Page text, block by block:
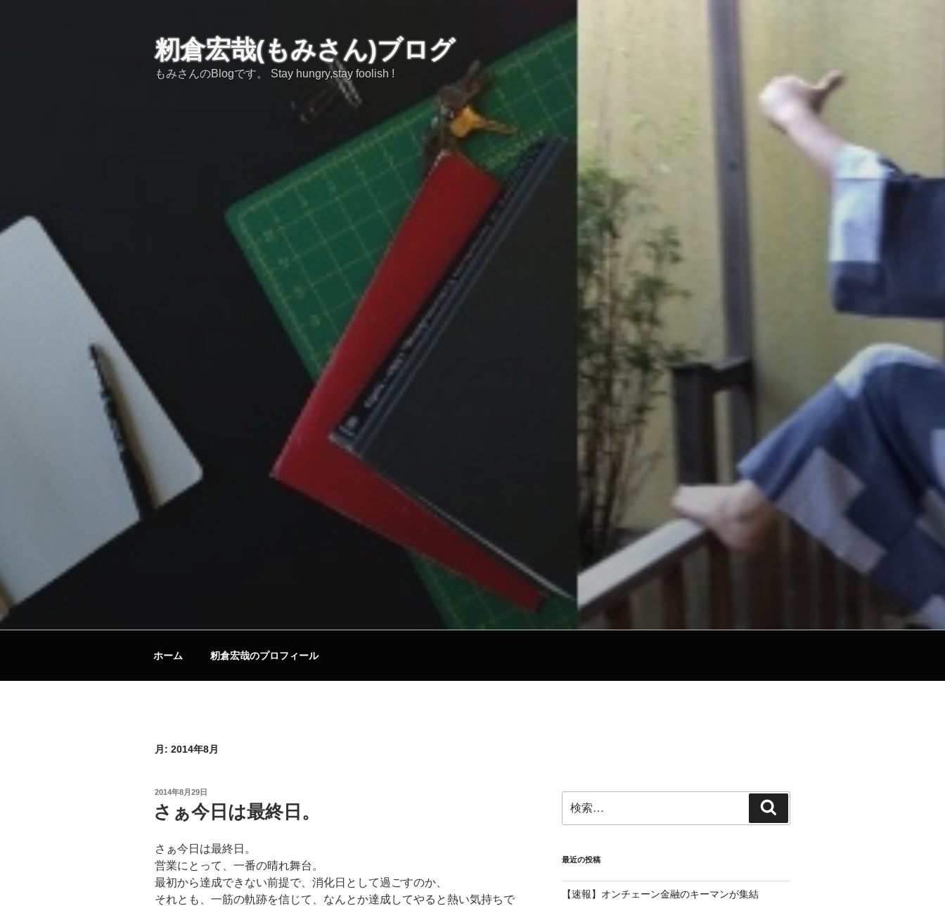
籾倉宏哉(もみさん)ブログ
もみさんのBlogです。 Stay hungry,stay foolish !
ホーム 籾倉宏哉のプロフィール
月: 2014年8月
投
稿
日:
2014年8月29日
さぁ今日は最終日。
さぁ今日は最終日。
営業にとって、一番の晴れ舞台。
最初から達成できない前提で、消化日として過ごすのか、
それとも、一筋の軌跡を信じて、なんとか達成してやると熱い気持ちで
索:
索
最近の投稿
【速報】オンチェーン金融のキーマンが集結